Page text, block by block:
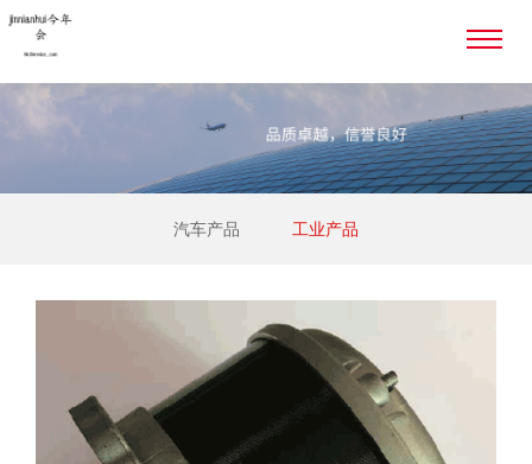
汽车产品 工业产品